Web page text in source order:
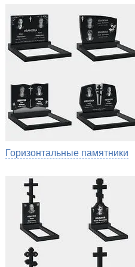
Горизонтальные памятники